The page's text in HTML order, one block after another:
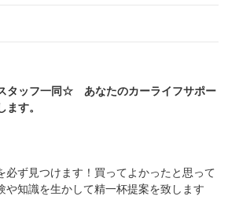
タッフ一同☆ あなたのカーライフサポー
ます。
必ず見つけます！買ってよかったと思って
や知識を生かして精一杯提案を致します